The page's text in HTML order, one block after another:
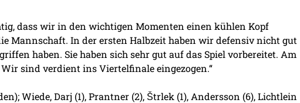
dass wir in den wichtigen Momenten einen kühlen Kopf
Mannschaft. In der ersten Halbzeit haben wir defensiv nicht gut
haben. Sie haben sich sehr gut auf das Spiel vorbereitet. Am
sind verdient ins Viertelfinale eingezogen.“
Wiede, Darj (1), Prantner (2), Štrlek (1), Andersson (6), Lichtlein